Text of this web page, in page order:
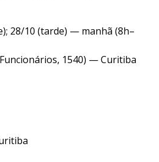
28/10 (tarde) — manhã (8h–
1540) — Curitiba